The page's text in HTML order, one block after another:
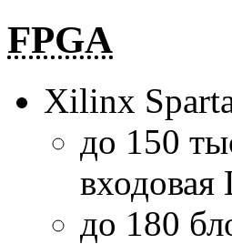
FPGA
Xilinx
до 150
входовая
до 180